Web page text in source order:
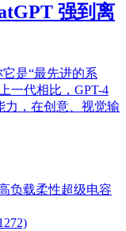
强到离
它是“最先进的系
一代相比，GPT-4
力，在创意、视觉输
负载柔性超级电容